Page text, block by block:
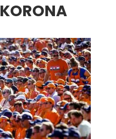
KORONA